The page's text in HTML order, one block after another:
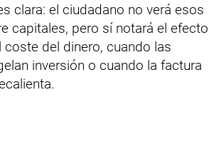
clara: el ciudadano no verá esos
capitales, pero sí notará el efecto
coste del dinero, cuando las
inversión o cuando la factura